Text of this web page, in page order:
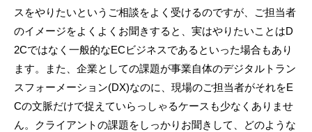
スをやりたいというご相談をよく受けるのですが、ご担当者
のイメージをよくよくお聞きすると、実はやりたいことはD
2Cではなく一般的なECビジネスであるといった場合もあり
ます。また、企業としての課題が事業自体のデジタルトラン
スフォーメーション(DX)なのに、現場のご担当者がそれをE
Cの文脈だけで捉えていらっしゃるケースも少なくありませ
ん。クライアントの課題をしっかりお聞きして、どのような